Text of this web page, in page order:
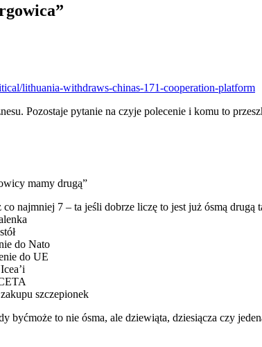
”
lithuania-withdraws-chinas-171-cooperation-platform
Pozostaje pytanie na czyje polecenie i komu to
mamy drugą”
najmniej 7 – ta jeśli dobrze liczę to jest już ósmą drugą
do Nato
do UE
szczepionek
byćmoże to nie ósma, ale dziewiąta, dziesiącza czy